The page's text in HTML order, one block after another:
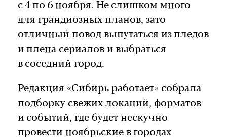
с 4 по 6 ноября. Не слишком много
для грандиозных планов, зато
отличный повод выпутаться из пледов
и плена сериалов и выбраться
в соседний город.
Редакция «Сибирь работает» собрала
подборку свежих локаций, форматов
и событий, где будет нескучно
провести ноябрьские в городах